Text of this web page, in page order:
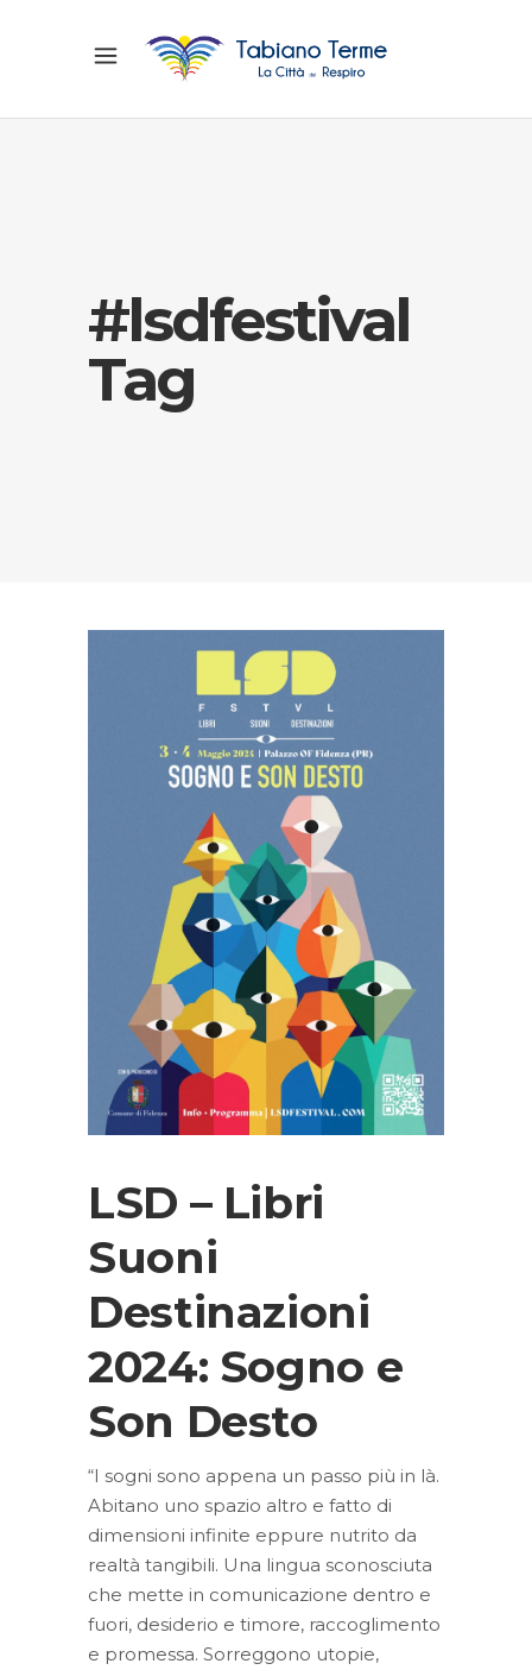
#lsdfestival
Tag
LSD – Libri
Suoni
Destinazioni
2024: Sogno e
Son Desto
“I sogni sono appena un passo più in là.
Abitano uno spazio altro e fatto di
dimensioni infinite eppure nutrito da
realtà tangibili. Una lingua sconosciuta
che mette in comunicazione dentro e
fuori, desiderio e timore, raccoglimento
e promessa. Sorreggono utopie,